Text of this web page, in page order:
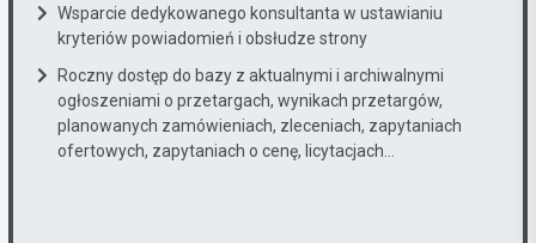
Wsparcie dedykowanego konsultanta w ustawianiu
kryteriów powiadomień i obsłudze strony
Roczny dostęp do bazy z aktualnymi i archiwalnymi
ogłoszeniami o przetargach, wynikach przetargów,
planowanych zamówieniach, zleceniach, zapytaniach
ofertowych, zapytaniach o cenę, licytacjach...